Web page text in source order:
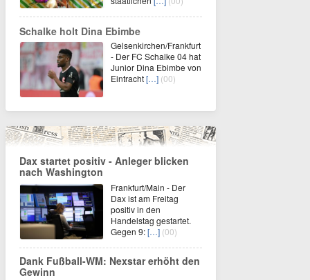
Schalke holt Dina Ebimbe
Gelsenkirchen/Frankfurt
- Der FC Schalke 04 hat
Junior Dina Ebimbe von
Eintracht[…] (00)
Dax startet positiv - Anleger blicken
nach Washington
Frankfurt/Main - Der
Dax ist am Freitag
positiv in den
Handelstag gestartet.
Gegen 9:[…] (00)
Dank Fußball-WM: Nexstar erhöht den
Gewinn